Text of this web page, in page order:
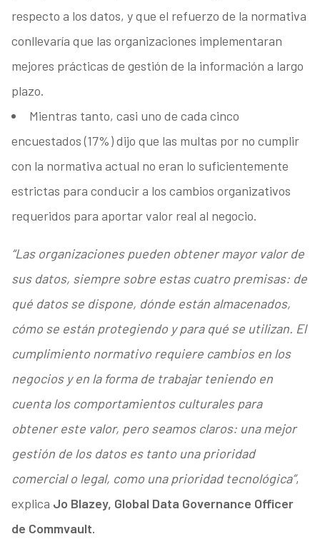
respecto a los datos, y que el refuerzo de la normativa
conllevaría que las organizaciones implementaran
mejores prácticas de gestión de la información a largo
plazo.
Mientras tanto, casi uno de cada cinco
encuestados (17%) dijo que las multas por no cumplir
con la normativa actual no eran lo suficientemente
estrictas para conducir a los cambios organizativos
requeridos para aportar valor real al negocio.
“Las organizaciones pueden obtener mayor valor de
sus datos, siempre sobre estas cuatro premisas: de
qué datos se dispone, dónde están almacenados,
cómo se están protegiendo y para qué se utilizan. El
cumplimiento normativo requiere cambios en los
negocios y en la forma de trabajar teniendo en
cuenta los comportamientos culturales para
obtener este valor, pero seamos claros: una mejor
gestión de los datos es tanto una prioridad
comercial o legal, como una prioridad tecnológica”,
explica Jo Blazey, Global Data Governance Officer
de Commvault.